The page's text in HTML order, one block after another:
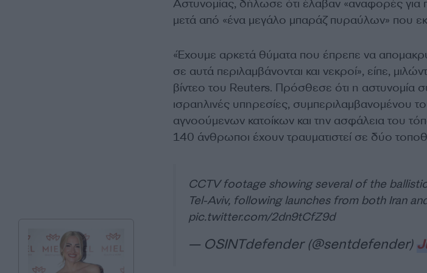
Αστυνομίας, δήλωσε ότι έλαβαν «αναφορές
μετά από «ένα μεγάλο μπαράζ πυραύλων» που
«Έχουμε αρκετά θύματα που έπρεπε να
σε αυτά περιλαμβάνονται και νεκροί», είπε,
βίντεο του Reuters. Πρόσθεσε ότι η αστυνομία
ισραηλινές υπηρεσίες, συμπεριλαμβανομένου
αγνοούμενων κατοίκων και την ασφάλεια του
140 άνθρωποι έχουν τραυματιστεί σε δύο
CCTV footage showing several of the
Tel-Aviv, following launches from both Iran
pic.twitter.com/2dn9tCfZ9d
— OSINTdefender (@sentdefender)